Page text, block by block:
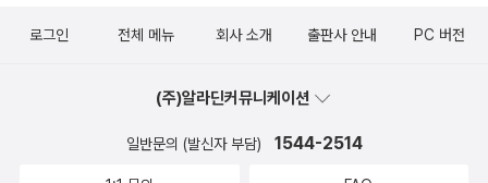
로그인 전체 메뉴 회사 소개 출판사 안내 PC 버전
(주)알라딘커뮤니케이션
일반문의 (발신자 부담) 1544-2514